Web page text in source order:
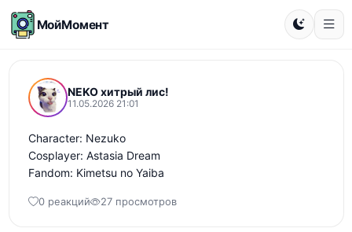
МойМомент
NEKO хитрый лис!
11.05.2026 21:01
Character: Nezuko
Cosplayer: Astasia Dream
Fandom: Kimetsu no Yaiba
0 реакций 27 просмотров